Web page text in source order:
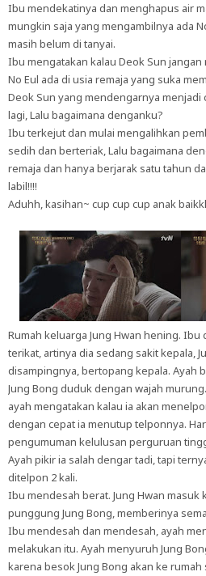
Ibu mendekatinya dan menghapus air
mungkin saja yang mengambilnya ada
masih belum di tanyai.
Ibu mengatakan kalau Deok Sun
No Eul ada di usia remaja yang suka
Deok Sun yang mendengarnya menjadi
lagi, Lalu bagaimana denganku?
Ibu terkejut dan mulai mengalihkan
sedih dan berteriak, Lalu bagaimana
remaja dan hanya berjarak satu tahun
labil!!!!
Aduhh, kasihan~ cup cup cup anak
Rumah keluarga Jung Hwan hening.
terikat, artinya dia sedang sakit kepala,
disampingnya, bertopang kepala. Ayah
Jung Bong duduk dengan wajah murung.
ayah mengatakan kalau ia akan
dengan cepat ia menutup telponnya.
pengumuman kelulusan perguruan
Ayah pikir ia salah dengar tadi, tapi
ditelpon 2 kali.
Ibu mendesah berat. Jung Hwan masuk
punggung Jung Bong, memberinya
Ibu mendesah dan mendesah, ayah
melakukan itu. Ayah menyuruh Jung
karena besok Jung Bong akan ke rumah